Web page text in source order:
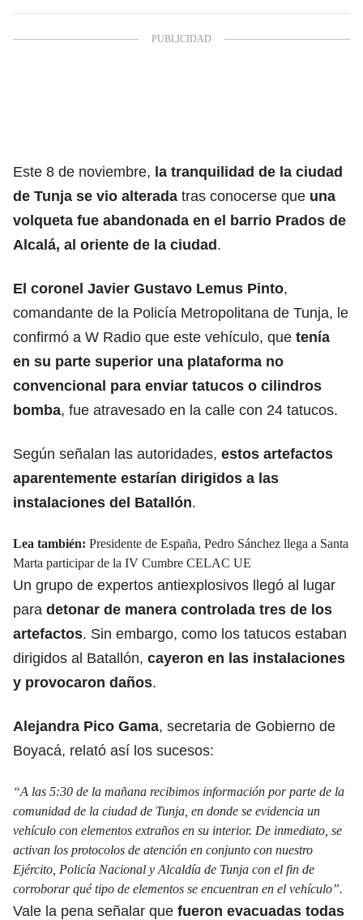
Este 8 de noviembre, la tranquilidad de la ciudad
de Tunja se vio alterada tras conocerse que una
volqueta fue abandonada en el barrio Prados de
Alcalá, al oriente de la ciudad.
El coronel Javier Gustavo Lemus Pinto,
comandante de la Policía Metropolitana de Tunja, le
confirmó a W Radio que este vehículo, que tenía
en su parte superior una plataforma no
convencional para enviar tatucos o cilindros
bomba, fue atravesado en la calle con 24 tatucos.
Según señalan las autoridades, estos artefactos
aparentemente estarían dirigidos a las
instalaciones del Batallón.
Lea también: Presidente de España, Pedro Sánchez llega a Santa
Marta participar de la IV Cumbre CELAC UE
Un grupo de expertos antiexplosivos llegó al lugar
para detonar de manera controlada tres de los
artefactos. Sin embargo, como los tatucos estaban
dirigidos al Batallón, cayeron en las instalaciones
y provocaron daños.
Alejandra Pico Gama, secretaria de Gobierno de
Boyacá, relató así los sucesos:
“A las 5:30 de la mañana recibimos información por parte de la
comunidad de la ciudad de Tunja, en donde se evidencia un
vehículo con elementos extraños en su interior. De inmediato, se
activan los protocolos de atención en conjunto con nuestro
Ejército, Policía Nacional y Alcaldía de Tunja con el fin de
corroborar qué tipo de elementos se encuentran en el vehículo”.
Vale la pena señalar que fueron evacuadas todas